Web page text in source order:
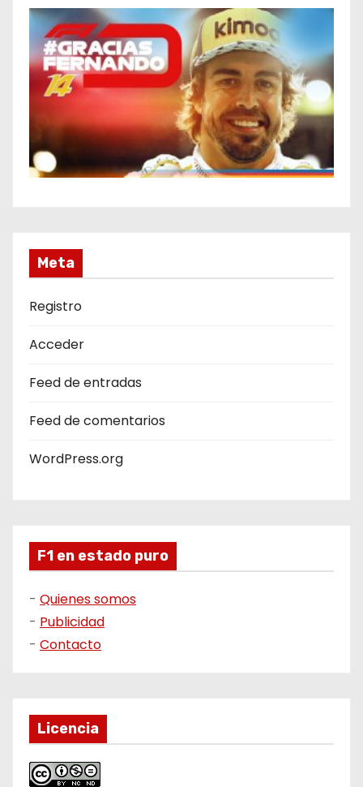
Meta
Registro
Acceder
Feed de entradas
Feed de comentarios
WordPress.org
F1 en estado puro
- Quienes somos
- Publicidad
- Contacto
Licencia